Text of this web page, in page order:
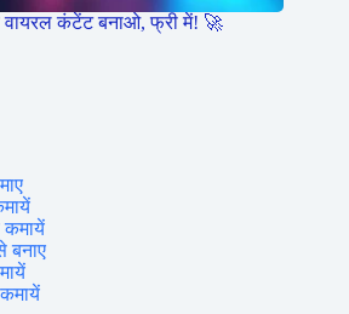
कंटेंट बनाओ, फ्री में! 🚀
कमायें
बनाए